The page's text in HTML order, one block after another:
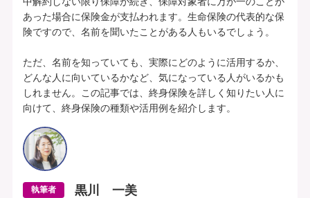
あった場合に保険金が支払われます。生命保険の代表的な保
険ですので、名前を聞いたことがある人もいるでしょう。
ただ、名前を知っていても、実際にどのように活用するか、
どんな人に向いているかなど、気になっている人がいるかも
しれません。この記事では、終身保険を詳しく知りたい人に
執筆者 黒川 一美